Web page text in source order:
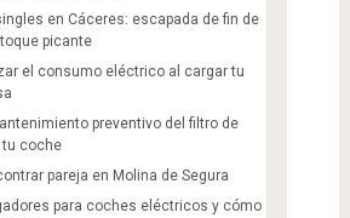
en Cáceres: escapada de fin de
picante
el consumo eléctrico al cargar tu
preventivo del filtro de
coche
pareja en Molina de Segura
para coches eléctricos y cómo